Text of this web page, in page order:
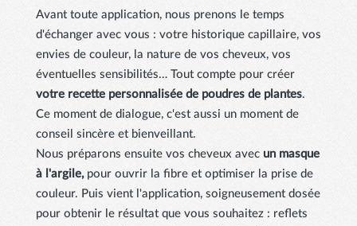
Avant toute application, nous prenons le temps
d'échanger avec vous : votre historique capillaire, vos
envies de couleur, la nature de vos cheveux, vos
éventuelles sensibilités… Tout compte pour créer
votre recette personnalisée de poudres de plantes.
Ce moment de dialogue, c'est aussi un moment de
conseil sincère et bienveillant.
Nous préparons ensuite vos cheveux avecun masque
à l'argile,pour ouvrir la fibre et optimiser la prise de
couleur. Puis vient l'application, soigneusement dosée
pour obtenir le résultat que vous souhaitez : reflets